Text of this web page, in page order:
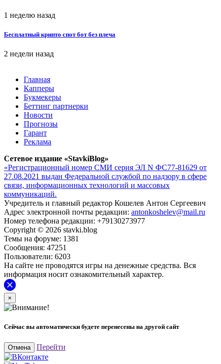
1 неделю назад
Бесплатный крипто спот бот без плеча
2 недели назад
Главная
Капперы
Букмекеры
Беттинг партнерки
Новости
Прогнозы
Гарант
Реклама
Сетевое издание «StavkiBlog»
«Регистрационный номер СМИ серия ЭЛ N ФС77-81629 от
27.08.2021 выдан Федеральной службой по надзору в сфере
связи, информационных технологий и массовых
коммуникаций.
Учредитель и главный редактор Кошелев Антон Сергеевич
Адрес электронной почты редакции: antonkoshelev@mail.ru
Номер телефона редакции: +79130273977
Copyright © 2026 stavki.blog
Темы на форуме: 1381
Сообщения: 47251
Пользователи: 6203
На сайте не проводятся игры на денежные средства. Вся
информация носит ознакомительный характер.
×
Сейчас вы автоматически будете перенесены на другой сайт
Отмена Перейти